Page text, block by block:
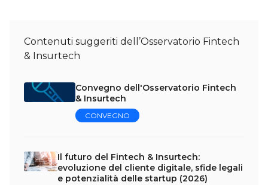
Contenuti suggeriti dell’Osservatorio Fintech
& Insurtech
Convegno dell'Osservatorio Fintech
& Insurtech
CONVEGNO
Il futuro del Fintech & Insurtech:
evoluzione del cliente digitale, sfide legali
e potenzialità delle startup (2026)